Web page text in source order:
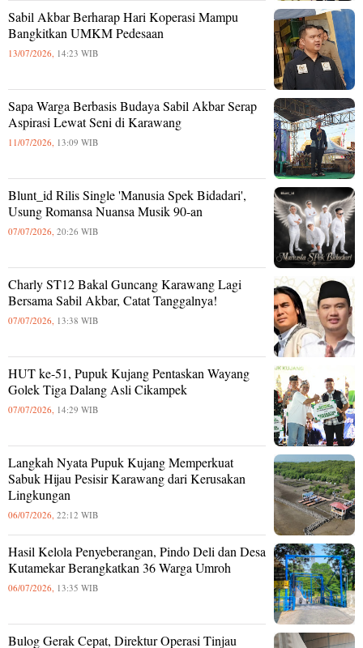
Sabil Akbar Berharap Hari Koperasi Mampu
Bangkitkan UMKM Pedesaan
13/07/2026, 14:23 WIB
Sapa Warga Berbasis Budaya Sabil Akbar Serap
Aspirasi Lewat Seni di Karawang
11/07/2026, 13:09 WIB
Blunt_id Rilis Single 'Manusia Spek Bidadari',
Usung Romansa Nuansa Musik 90-an
07/07/2026, 20:26 WIB
Charly ST12 Bakal Guncang Karawang Lagi
Bersama Sabil Akbar, Catat Tanggalnya!
07/07/2026, 13:38 WIB
HUT ke-51, Pupuk Kujang Pentaskan Wayang
Golek Tiga Dalang Asli Cikampek
07/07/2026, 14:29 WIB
Langkah Nyata Pupuk Kujang Memperkuat
Sabuk Hijau Pesisir Karawang dari Kerusakan
Lingkungan
06/07/2026, 22:12 WIB
Hasil Kelola Penyeberangan, Pindo Deli dan Desa
Kutamekar Berangkatkan 36 Warga Umroh
06/07/2026, 13:35 WIB
Bulog Gerak Cepat, Direktur Operasi Tinjau